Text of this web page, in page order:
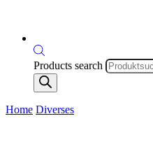
Products search
Home Diverses